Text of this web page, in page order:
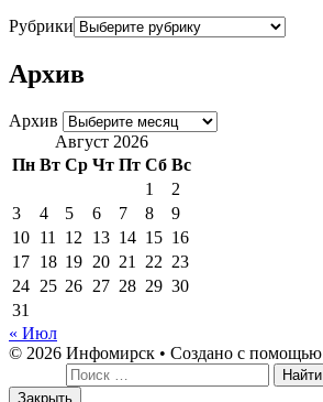
Рубрики
Архив
Архив
Август 2026
Пн Вт Ср Чт Пт Сб Вс
1
2
3
4 5 6 7 8
9
10 11 12 13 14 15 16
17 18 19 20 21 22 23
24 25 26 27 28 29 30
31
« Июл
© 2026 Инфомирск • Создано с помощью
Закрыть